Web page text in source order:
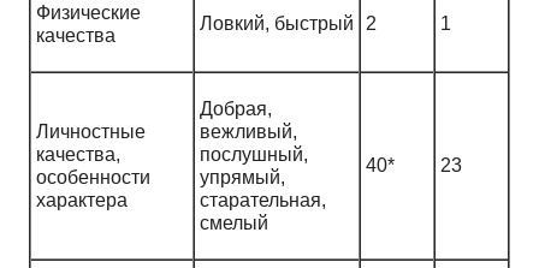
Физические
качества
Ловкий, быстрый 2 1
Личностные
качества,
особенности
характера
Добрая,
вежливый,
послушный,
упрямый,
старательная,
смелый
40* 23